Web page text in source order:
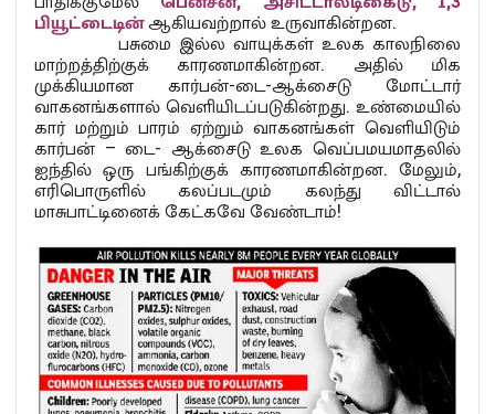
பியூட்டைடின்ஆகியவற்றால் உருவாகின்றன.
பசுமை இல்ல வாயுக்கள் உலக காலநிலை
மாற்றத்திற்குக் காரணமாகின்றன. அதில் மிக
முக்கியமான கார்பன்-டை-ஆக்சைடு மோட்டார்
வாகனங்களால் வெளியிடப்படுகின்றது. உண்மையில்
கார் மற்றும் பாரம் ஏற்றும் வாகனங்கள் வெளியிடும்
கார்பன் – டை- ஆக்சைடு உலக வெப்பமயமாதலில்
ஐந்தில் ஒரு பங்கிற்குக் காரணமாகின்றன. மேலும்,
எரிபொருளில் கலப்படமும் கலந்து விட்டால்
மாசுபாட்டினைக் கேட்கவே வேண்டாம்!